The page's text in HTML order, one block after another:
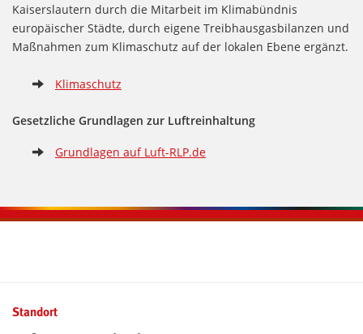
Kaiserslautern durch die Mitarbeit im Klimabündnis
europäischer Städte, durch eigene Treibhausgasbilanzen und
Maßnahmen zum Klimaschutz auf der lokalen Ebene ergänzt.
Klimaschutz
Gesetzliche Grundlagen zur Luftreinhaltung
Grundlagen auf Luft-RLP.de
Standort